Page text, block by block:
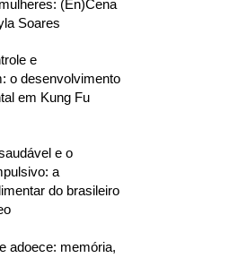
(En)Cena
Soares
e
o desenvolvimento
em Kung Fu
e o
a
do brasileiro
adoece: memória,